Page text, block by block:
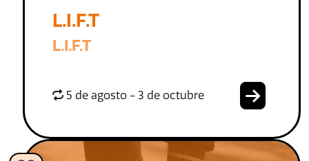
L.I.F.T
L.I.F.T
5 de agosto - 3 de octubre